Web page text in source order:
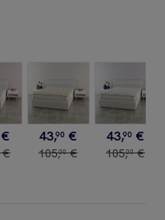
€
€
43,90 €
105,00 €
43,90 €
105,00 €